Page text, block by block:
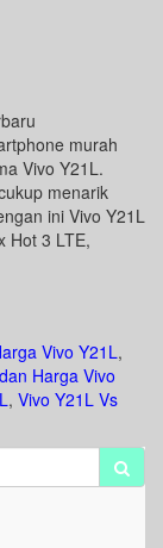
murah
Vivo Y21L.
menarik
ini Vivo Y21L
Hot 3 LTE,
Vivo Y21L,
Harga Vivo
, Vivo Y21L Vs